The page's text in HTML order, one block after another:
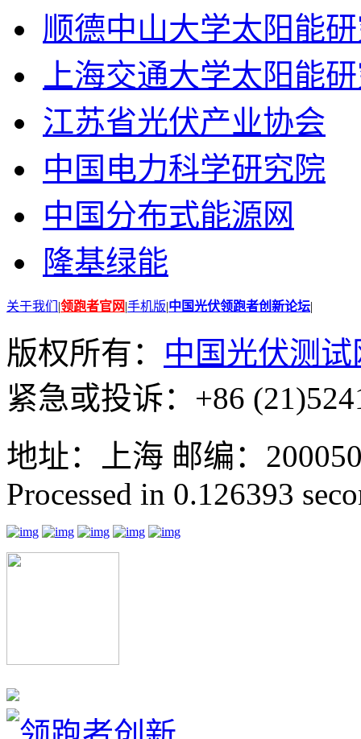
顺德中山大学太阳能
上海交通大学太阳能
江苏省光伏产业协会
中国电力科学研究院
中国分布式能源网
隆基绿能
关于我们 |领跑者官网|手机版|中国光伏领跑者创新论坛|
版权所有： 中国光伏测试
紧急或投诉：+86
地址：上海 邮编：
Processed in 0.126393